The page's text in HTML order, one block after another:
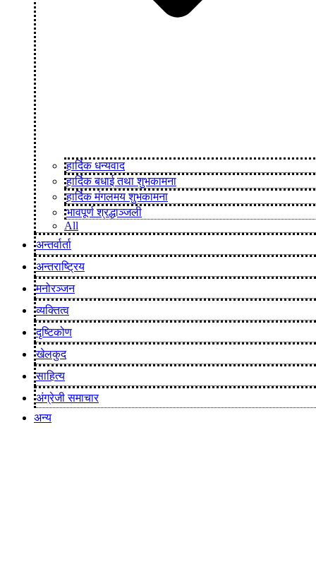
हार्दिक धन्यवाद
हार्दिक बधाई तथा शुभकामना
हार्दिक मंगलमय शुभकामना
भावपूर्ण श्रद्धाञ्जली
All
अन्तर्वार्ता
अन्तराष्ट्रिय
मनोरञ्जन
व्यक्तित्व
दृष्टिकोण
खेलकुद
साहित्य
अंग्रेजी समाचार
अन्य